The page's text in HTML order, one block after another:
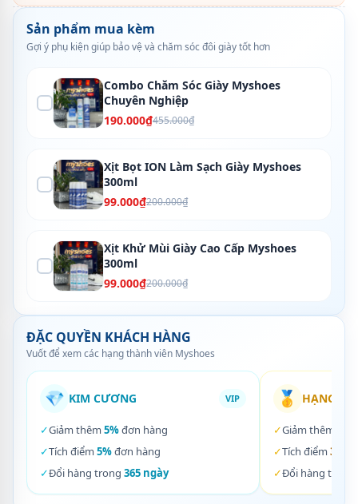
Sản phẩm mua kèm
Gợi ý phụ kiện giúp bảo vệ và chăm sóc đôi giày tốt hơn
Combo Chăm Sóc Giày Myshoes
Chuyên Nghiệp
190.000₫455.000₫
Xịt Bọt ION Làm Sạch Giày Myshoes
300ml
99.000₫200.000₫
Xịt Khử Mùi Giày Cao Cấp Myshoes
300ml
99.000₫200.000₫
ĐẶC QUYỀN KHÁCH HÀNG
Vuốt để xem các hạng thành viên Myshoes
💎 KIM CƯƠNG VIP
✓Giảm thêm 5%đơn hàng
✓Tích điểm 5%đơn hàng
✓Đổi hàng trong 365 ngày
🥇 HẠNG
✓Giảm thêm
✓Tích điểm 3%
✓Đổi hàng trong